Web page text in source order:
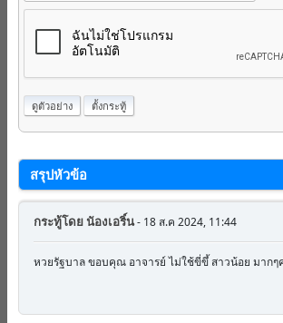
สรุปหัวข้อ
กระทู้โดยนัองเอริ์น- 18 ส.ค 2024, 11:44
หวยรัฐบาล ขอบคุณ อาจารย์ ไม่ใช้ขี่ขึ้ สาวน้อย มากๆ